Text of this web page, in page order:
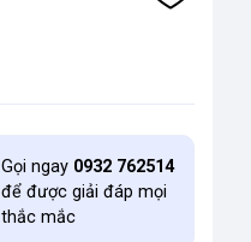
Gọi ngay 0932 762514
để được giải đáp mọi
thắc mắc